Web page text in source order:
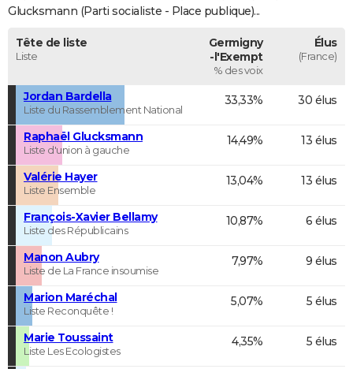
Glucksmann (Parti socialiste - Place publique)...
Tête de liste
Liste
Germigny
-l'Exempt
% des voix
Élus
(France)
Jordan Bardella
Liste du Rassemblement National
33,33% 30 élus
Raphaël Glucksmann
Liste d'union à gauche
14,49% 13 élus
Valérie Hayer
Liste Ensemble
13,04% 13 élus
François-Xavier Bellamy
Liste des Républicains
10,87% 6 élus
Manon Aubry
Liste de La France insoumise
7,97% 9 élus
Marion Maréchal
Liste Reconquête !
5,07% 5 élus
Marie Toussaint
Liste Les Ecologistes
4,35% 5 élus